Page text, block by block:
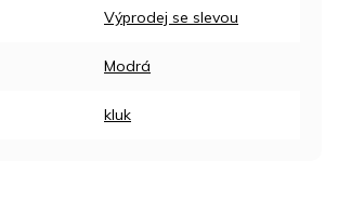
Výprodej se slevou
Modrá
kluk